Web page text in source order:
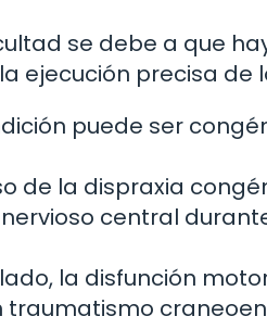
se debe a que
ejecución precisa de
puede ser
de la dispraxia
central
la disfunción
traumatismo